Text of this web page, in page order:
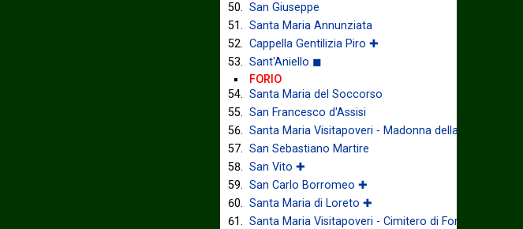
San Giuseppe
Santa Maria Annunziata
Cappella Gentilizia Piro ✚
Sant'Aniello ◼
FORIO
Santa Maria del Soccorso
San Francesco d'Assisi
Santa Maria Visitapoveri - Madonna della Grazia
San Sebastiano Martire
San Vito ✚
San Carlo Borromeo ✚
Santa Maria di Loreto ✚
Santa Maria Visitapoveri - Cimitero di Forio ◼